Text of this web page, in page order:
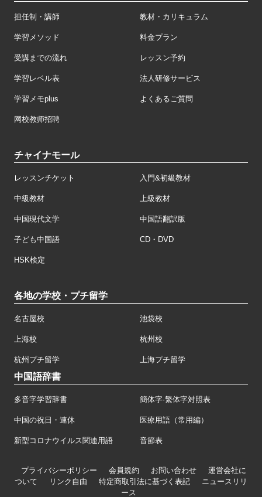
担任制・講師 教材・カリキュラム
学習メソッド 料金プラン
受講までの流れ レッスン予約
学習レベル表 法人研修サービス
学習メモplus よくあるご質問
网校教师招聘
チャイナモール
レッスンチケット 入門&初級教材
中級教材 上級教材
中国現代文学 中国語翻訳版
子ども中国語 CD・DVD
HSK検定
各地の学校・プチ留学
名古屋校 池袋校
上海校 杭州校
杭州プチ留学 上海プチ留学
中国語辞書
多音字学習辞書 簡体字·繁体字対照表
中国の祝日・連休 医療用語（常用編）
新型コロナウイルス関連用語 音節表
プライバシーポリシー 会員規約 お問い合わせ
運営会社に
ついて
リンク自由 特定商取引法に基づく表記
ニュースリリ
ース